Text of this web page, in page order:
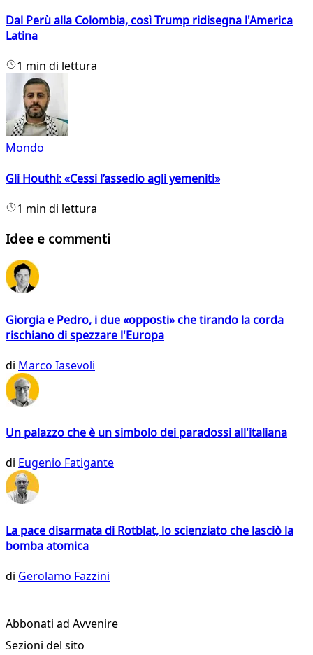
Dal Perù alla Colombia, così Trump ridisegna l'America
Latina
1 min di lettura
Mondo
Gli Houthi: «Cessi l’assedio agli yemeniti»
1 min di lettura
Idee e commenti
Giorgia e Pedro, i due «opposti» che tirando la corda
rischiano di spezzare l'Europa
di Marco Iasevoli
Un palazzo che è un simbolo dei paradossi all'italiana
di Eugenio Fatigante
La pace disarmata di Rotblat, lo scienziato che lasciò la
bomba atomica
di Gerolamo Fazzini
Abbonati ad Avvenire
Sezioni del sito